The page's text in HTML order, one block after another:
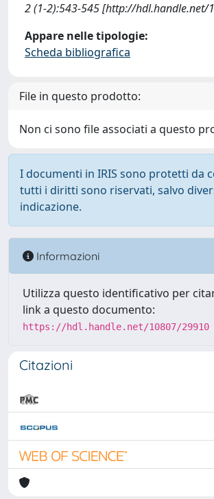
2 (1-2):543-545 [http://hdl.handle.net/
Appare nelle tipologie:
Scheda bibliografica
File in questo prodotto:
Non ci sono file associati a questo
I documenti in IRIS sono protetti da
tutti i diritti sono riservati, salvo
indicazione.
Informazioni
Utilizza questo identificativo per
link a questo documento:
https://hdl.handle.net/10807/29910
Citazioni